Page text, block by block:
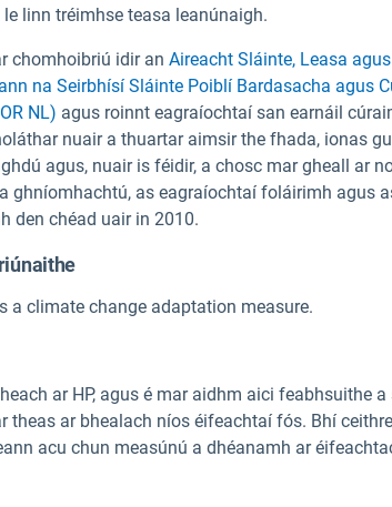
linn tréimhse teasa leanúnaigh.
chomhoibriú idir an Aireacht Sláinte, Leasa
na Seirbhísí Sláinte Poiblí Bardasacha agus
NL) agus roinnt eagraíochtaí san earnáil
nuair a thuartar aimsir the fhada, ionas
agus, nuair is féidir, a chosc mar gheall ar
ghníomhachtú, as eagraíochtaí foláirimh agus
den chéad uair in 2010.
a climate change adaptation measure.
ar HP, agus é mar aidhm aici feabhsuithe
theas ar bhealach níos éifeachtaí fós. Bhí
acu chun measúnú a dhéanamh ar